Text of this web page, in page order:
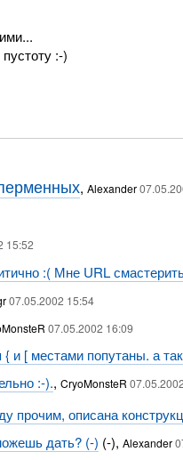
:-)
, Alexander
15:52
:( Мне URL
07.05.2002 15:54
07.05.2002 16:09
и [ местами попутаны. а
:-).,CryoMonsteR
прочим, описана
дать? (-) (-),Alexander